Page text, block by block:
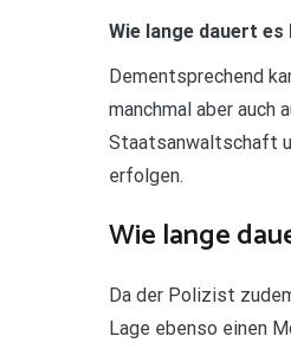
Wie lange dauert
Dementsprechend
manchmal aber auch
Staatsanwaltschaft
erfolgen.
Wie lange
Da der Polizist
Lage ebenso einen